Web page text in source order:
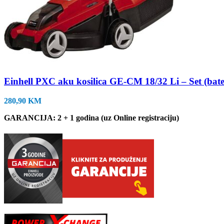
Einhell PXC aku kosilica GE-CM 18/32 Li – Set
280,90 KM
GARANCIJA: 2 + 1 godina (uz Online registraciju)